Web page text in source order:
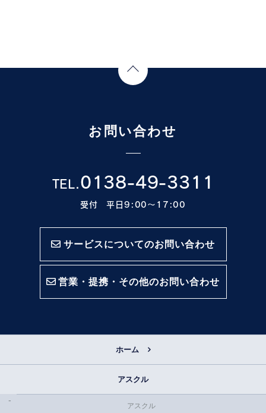
お問い合わせ
TEL.0138-49-3311
受付 平日9:00〜17:00
サービスについてのお問い合わせ
営業・提携・その他のお問い合わせ
ホーム
アスクル
アスクル